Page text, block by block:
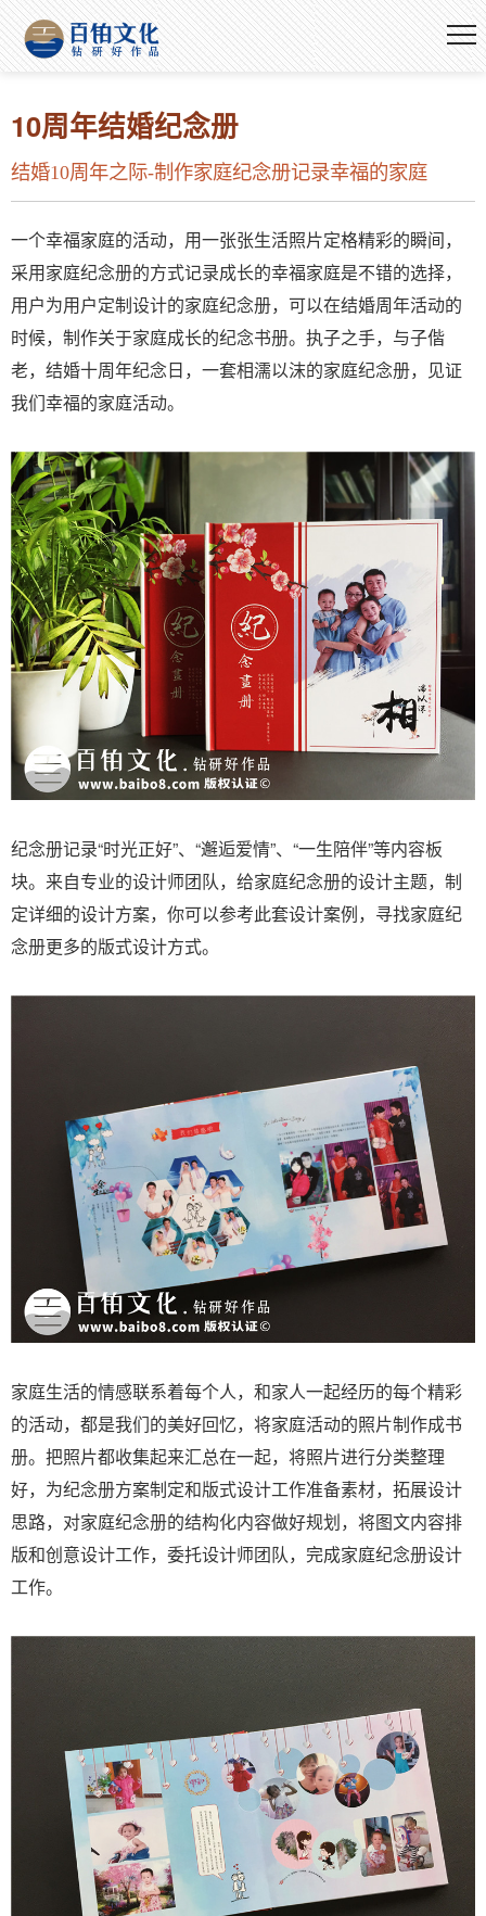
10周年结婚纪念册
结婚10周年之际-制作家庭纪念册记录幸福的家庭
一个幸福家庭的活动，用一张张生活照片定格精彩的瞬间，
采用家庭纪念册的方式记录成长的幸福家庭是不错的选择，
用户为用户定制设计的家庭纪念册，可以在结婚周年活动的
时候，制作关于家庭成长的纪念书册。执子之手，与子偕
老，结婚十周年纪念日，一套相濡以沫的家庭纪念册，见证
我们幸福的家庭活动。
纪念册记录“时光正好”、“邂逅爱情”、“一生陪伴”等内容板
块。来自专业的设计师团队，给家庭纪念册的设计主题，制
定详细的设计方案，你可以参考此套设计案例，寻找家庭纪
念册更多的版式设计方式。
家庭生活的情感联系着每个人，和家人一起经历的每个精彩
的活动，都是我们的美好回忆，将家庭活动的照片制作成书
册。把照片都收集起来汇总在一起，将照片进行分类整理
好，为纪念册方案制定和版式设计工作准备素材，拓展设计
思路，对家庭纪念册的结构化内容做好规划，将图文内容排
版和创意设计工作，委托设计师团队，完成家庭纪念册设计
工作。